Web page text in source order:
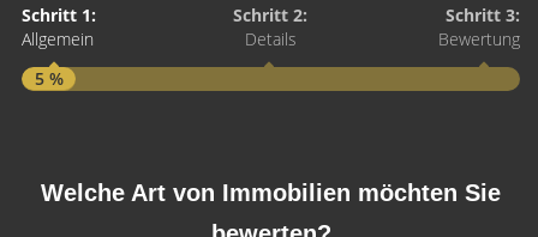
Schritt 1:
Allgemein
Schritt 2:
Details
Schritt 3:
Bewertung
5 %
Welche Art von Immobilien möchten Sie